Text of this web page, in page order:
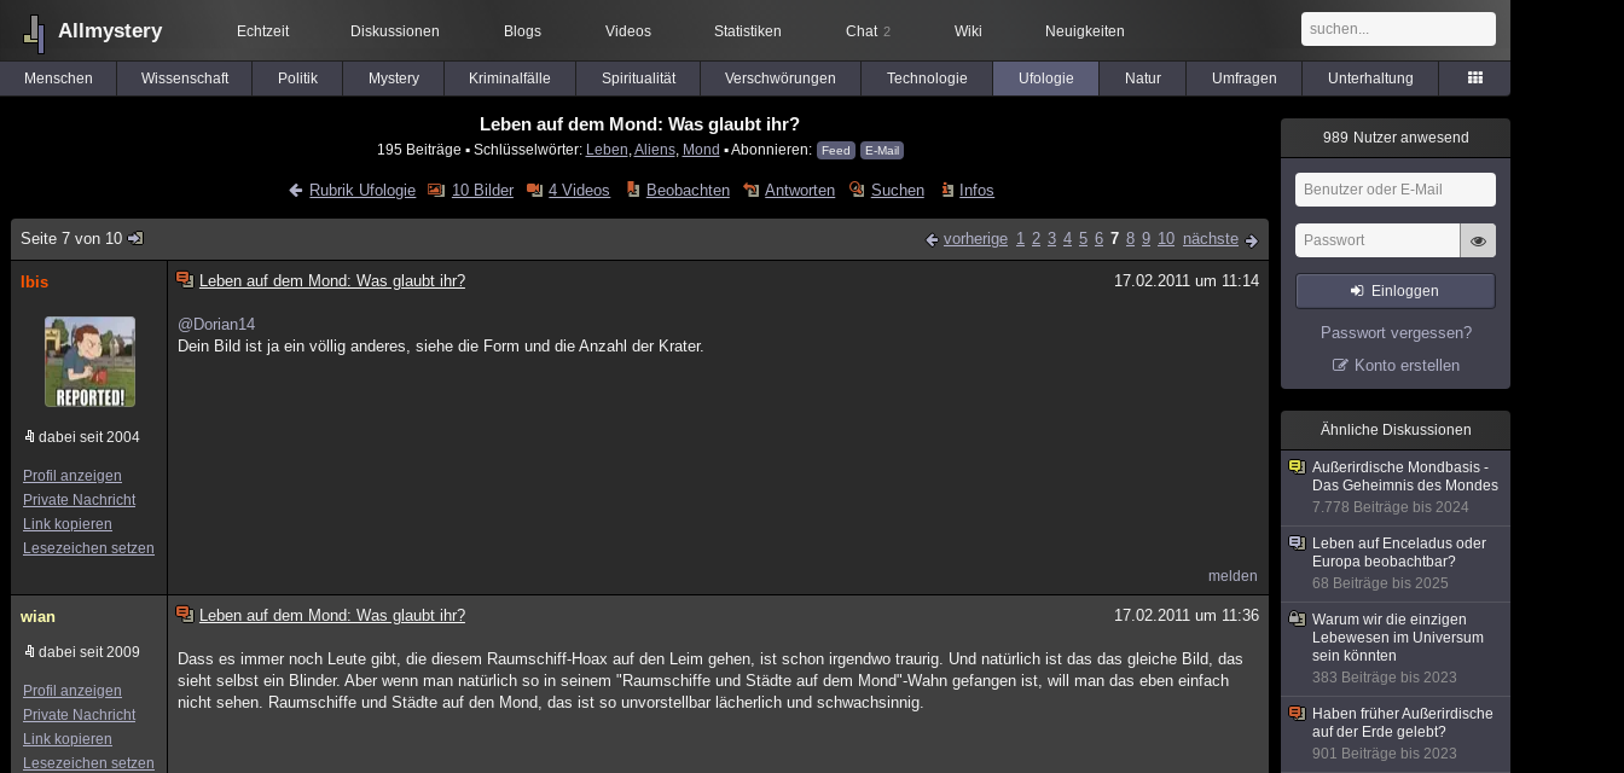
Allmystery Echtzeit Diskussionen Blogs Videos Statistiken Chat 2 Wiki Neuigkeiten
Menschen Wissenschaft Politik Mystery Kriminalfälle Spiritualität Verschwörungen Technologie Ufologie Natur Umfragen Unterhaltung
Leben auf dem Mond: Was glaubt ihr?
195 Beiträge ▪ Schlüsselwörter: Leben Aliens, Mond ▪ Abonnieren: Feed E-Mail
Rubrik Ufologie 10 Bilder 4 Videos Beobachten Antworten Suchen Infos
Seite 7 von 10 vorherige 1 2 3 4 5 6 7 8 9 10 nächste
Ibis
dabei seit 2004
Profil anzeigen
Private Nachricht
Link kopieren
Lesezeichen setzen
Leben auf dem Mond: Was glaubt ihr? 17.02.2011 um 11:14
@Dorian14
Dein Bild ist ja ein völlig anderes, siehe die Form und die Anzahl der Krater.
melden
wian
dabei seit 2009
Profil anzeigen
Private Nachricht
Link kopieren
Lesezeichen setzen
Leben auf dem Mond: Was glaubt ihr? 17.02.2011 um 11:36
Dass es immer noch Leute gibt, die diesem Raumschiff-Hoax auf den Leim gehen, ist schon irgendwo traurig. Und natürlich ist das das gleiche Bild, das
sieht selbst ein Blinder. Aber wenn man natürlich so in seinem "Raumschiffe und Städte auf dem Mond"-Wahn gefangen ist, will man das eben einfach
nicht sehen. Raumschiffe und Städte auf den Mond, das ist so unvorstellbar lächerlich und schwachsinnig.
989 Nutzer anwesend
Einloggen
Passwort vergessen?
Konto erstellen
Ähnliche Diskussionen
Außerirdische Mondbasis -
Das Geheimnis des Mondes
7.778 Beiträge bis 2024
Leben auf Enceladus oder
Europa beobachtbar?
68 Beiträge bis 2025
Warum wir die einzigen
Lebewesen im Universum
sein könnten
383 Beiträge bis 2023
Haben früher Außerirdische
auf der Erde gelebt?
901 Beiträge bis 2023